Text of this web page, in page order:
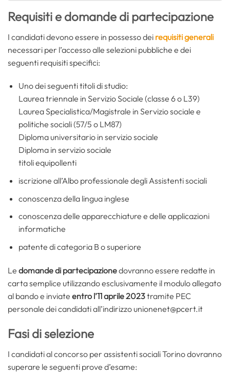
Requisiti e domande di partecipazione
I candidati devono essere in possesso dei requisiti generali
necessari per l’accesso alle selezioni pubbliche e dei
seguenti requisiti specifici:
Uno dei seguenti titoli di studio:
Laurea triennale in Servizio Sociale (classe 6 o L39)
Laurea Specialistica/Magistrale in Servizio sociale e
politiche sociali (57/5 o LM87)
Diploma universitario in servizio sociale
Diploma in servizio sociale
titoli equipollenti
iscrizione all’Albo professionale degli Assistenti sociali
conoscenza della lingua inglese
conoscenza delle apparecchiature e delle applicazioni
informatiche
patente di categoria B o superiore
Le domande di partecipazionedovranno essere redatte in
carta semplice utilizzando esclusivamente il modulo allegato
al bando e inviate entro l’11 aprile 2023tramite PEC
personale dei candidati all’indirizzo unionenet@pcert.it
Fasi di selezione
I candidati al concorso per assistenti sociali Torino dovranno
superare le seguenti prove d’esame: